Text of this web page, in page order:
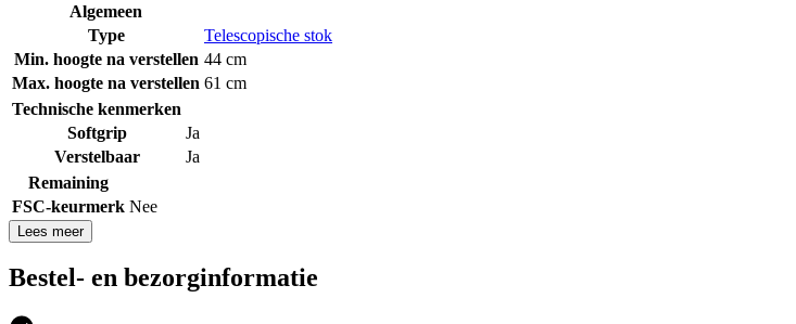
Algemeen
Type
Telescopische stok
Min. hoogte na verstellen 44 cm
Max. hoogte na verstellen 61 cm
Technische kenmerken
Softgrip
Ja
Verstelbaar
Ja
Remaining
FSC-keurmerk Nee
Lees meer
Bestel- en bezorginformatie